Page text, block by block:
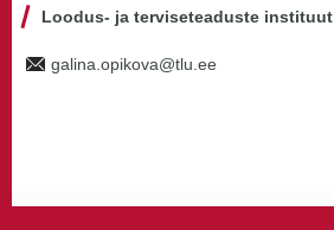
Loodus- ja terviseteaduste instituut
galina.opikova@tlu.ee